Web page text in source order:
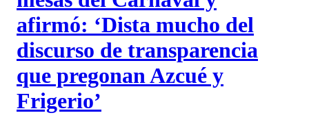
afirmó: ‘Dista mucho del
discurso de transparencia
que pregonan Azcué y
Frigerio’